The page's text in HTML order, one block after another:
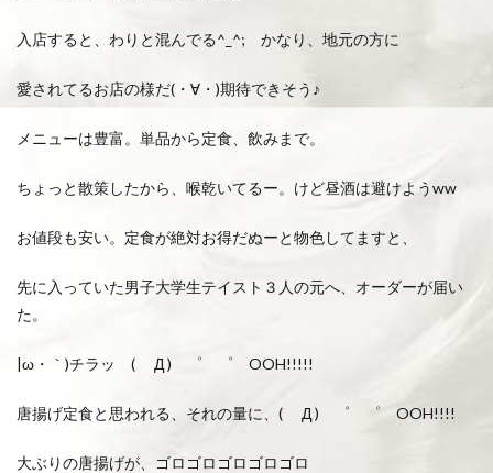
入店すると、わりと混んでる^_^; かなり、地元の方に
愛されてるお店の様だ(・∀・)期待できそう♪
メニューは豊富。単品から定食、飲みまで。
ちょっと散策したから、喉乾いてるー。けど昼酒は避けようww
お値段も安い。定食が絶対お得だぬーと物色してますと、
先に入っていた男子大学生テイスト３人の元へ、オーダーが届い
た。
|ω・｀)チラッ ( Д ) ゜ ゜ OOH!!!!!
唐揚げ定食と思われる、それの量に、( Д ) ゜ ゜ OOH!!!!
大ぶりの唐揚げが、ゴロゴロゴロゴロゴロ